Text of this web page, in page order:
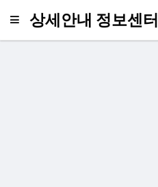
상세안내 정보센터